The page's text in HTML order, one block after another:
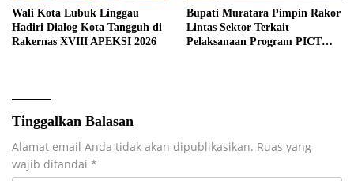
Wali Kota Lubuk Linggau
Hadiri Dialog Kota Tangguh di
Rakernas XVIII APEKSI 2026
Bupati Muratara Pimpin Rakor
Lintas Sektor Terkait
Pelaksanaan Program PICT
Tinggalkan Balasan
Alamat email Anda tidak akan dipublikasikan. Ruas yang
wajib ditandai *